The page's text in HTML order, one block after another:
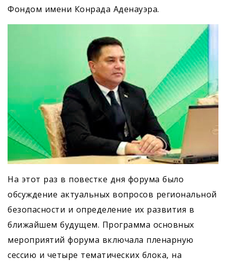
Фондом имени Конрада Аденауэра.
На этот раз в повестке дня форума было
обсуждение актуальных вопросов региональной
безопасности и определение их развития в
ближайшем будущем. Программа основных
мероприятий форума включала пленарную
сессию и четыре тематических блока, на